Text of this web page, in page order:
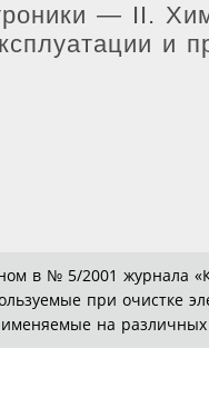
— II.
и
в № 5/2001 журнала
при очистке
на различных